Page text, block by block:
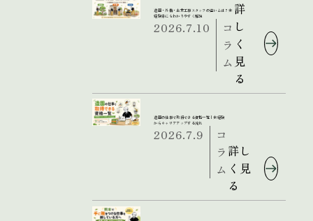
造園・外構・土木工事スタッフの違いとは？未
経験者にもわかりやすく解説
2026.7.10
コ
ラ
ム
詳
し
く
見
る
造園の仕事で取得できる資格一覧｜未経験
からキャリアアップする流れ
2026.7.9
コ
ラ
ム
詳し
く見
る